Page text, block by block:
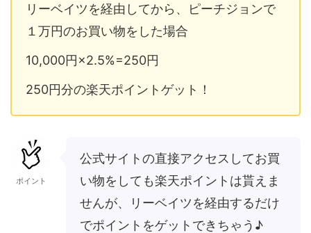
リーベイツを経由してから、ピーチジョンで
１万円のお買い物をした場合
10,000円×2.5%=250円
250円分の楽天ポイントゲット！
ポイント
公式サイトの直接アクセスしてお買
い物をしても楽天ポイントは貰えま
せんが、リーベイツを経由するだけ
でポイントをゲットできちゃう♪